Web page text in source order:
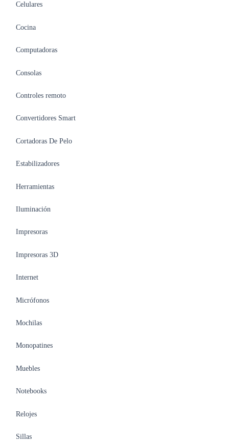
Celulares
Cocina
Computadoras
Consolas
Controles remoto
Convertidores Smart
Cortadoras De Pelo
Estabilizadores
Herramientas
Iluminación
Impresoras
Impresoras 3D
Internet
Micrófonos
Mochilas
Monopatines
Muebles
Notebooks
Relojes
Sillas